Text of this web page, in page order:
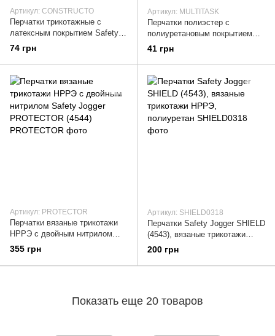
Артикул: CONSTRUCTO
Перчатки трикотажные с
латексным покрытием Safety
Jogger CONSTRUCTO
74 грн
Артикул: MULTITASK
Перчатки полиэстер с
полиуретановым покрытием
Safety Jogger MULTITASK
BLACK
41 грн
Артикул: PROTECTOR
Перчатки вязаные трикотажи
НРРЭ с двойным нитрилом
Safety Jogger PROTECTOR
(4544)
355 грн
Артикул: SHIELD0318
Перчатки Safety Jogger SHIELD
(4543), вязаные трикотажи
НРРЭ, полиуретан
200 грн
Показать еще 20 товаров